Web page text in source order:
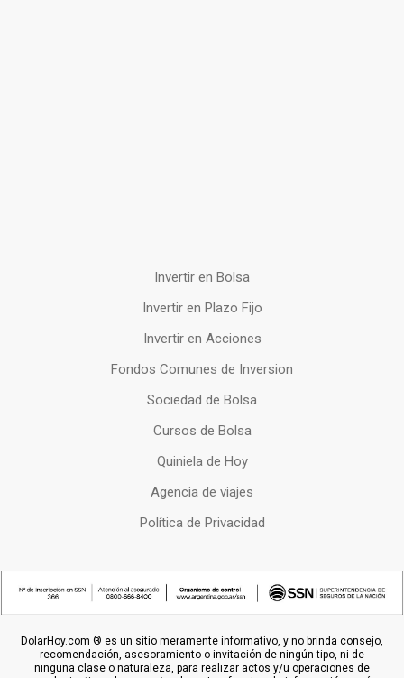
Invertir en Bolsa
Invertir en Plazo Fijo
Invertir en Acciones
Fondos Comunes de Inversion
Sociedad de Bolsa
Cursos de Bolsa
Quiniela de Hoy
Agencia de viajes
Política de Privacidad
DolarHoy.com ® es un sitio meramente informativo, y no brinda consejo,
recomendación, asesoramiento o invitación de ningún tipo, ni de
ninguna clase o naturaleza, para realizar actos y/u operaciones de